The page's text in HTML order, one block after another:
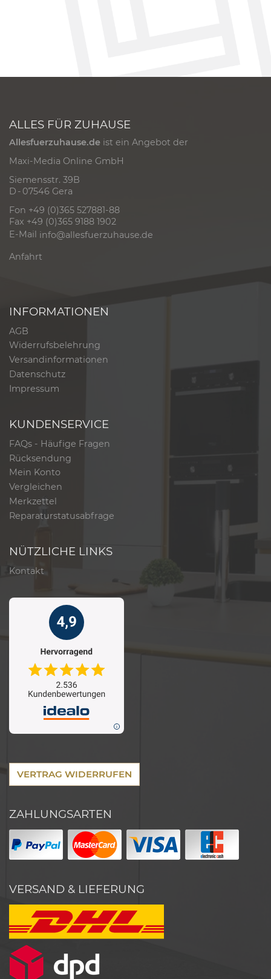
ALLES FÜR ZUHAUSE
Allesfuerzuhause.de ist ein Angebot der
Maxi-Media Online GmbH
Siemensstr. 39B
D - 07546 Gera
Fon +49 (0)365 527881-88
Fax +49 (0)365 9188 1902
E-Mail info@allesfuerzuhause.de
Anfahrt
INFORMATIONEN
AGB
Widerrufsbelehrung
Versandinformationen
Datenschutz
Impressum
KUNDENSERVICE
FAQs - Häufige Fragen
Rücksendung
Mein Konto
Vergleichen
Merkzettel
Reparaturstatusabfrage
NÜTZLICHE LINKS
Kontakt
VERTRAG WIDERRUFEN
ZAHLUNGSARTEN
VERSAND & LIEFERUNG